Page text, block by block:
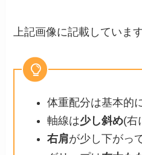
上記画像に記載しています
体重配分は基本的
軸線は少し斜め(右
右肩が少し下がっ